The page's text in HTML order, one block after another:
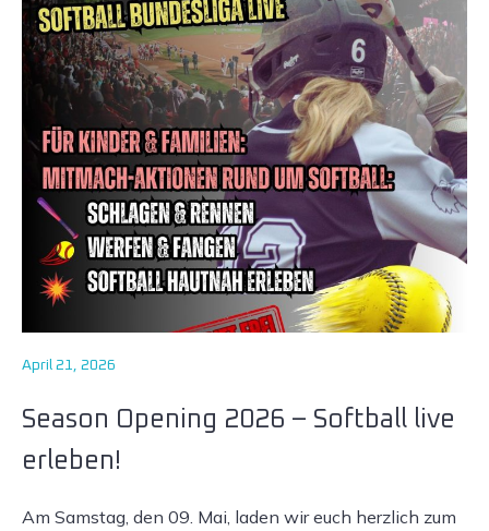
April 21, 2026
Season Opening 2026 – Softball live
erleben!
Am Samstag, den 09. Mai, laden wir euch herzlich zum